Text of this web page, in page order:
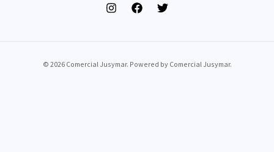
© 2026 Comercial Jusymar. Powered by Comercial Jusymar.